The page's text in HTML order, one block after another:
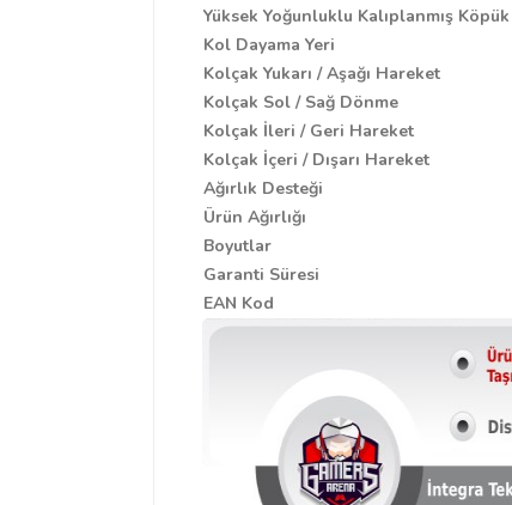
Yüksek Yoğunluklu Kalıplanmış Köpük
Kol Dayama Yeri
Kolçak Yukarı / Aşağı Hareket
Kolçak Sol / Sağ Dönme
Kolçak İleri / Geri Hareket
Kolçak İçeri / Dışarı Hareket
Ağırlık Desteği
Ürün Ağırlığı
Boyutlar
Garanti Süresi
EAN Kod